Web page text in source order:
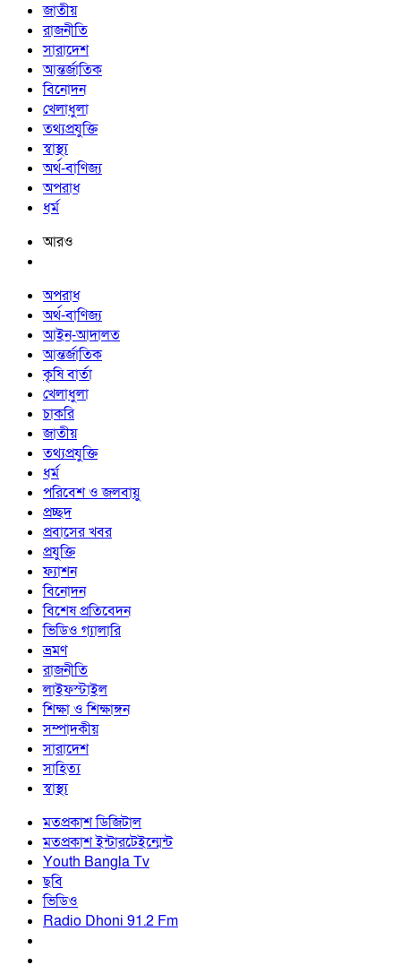
জাতীয়
রাজনীতি
সারাদেশ
আন্তর্জাতিক
বিনোদন
খেলাধুলা
তথ্যপ্রযুক্তি
স্বাস্থ্য
অর্থ-বাণিজ্য
অপরাধ
ধর্ম
আরও
অপরাধ
অর্থ-বাণিজ্য
আইন-আদালত
আন্তর্জাতিক
কৃষি বার্তা
খেলাধুলা
চাকরি
জাতীয়
তথ্যপ্রযুক্তি
ধর্ম
পরিবেশ ও জলবায়ু
প্রচ্ছদ
প্রবাসের খবর
প্রযুক্তি
ফ্যাশন
বিনোদন
বিশেষ প্রতিবেদন
ভিডিও গ্যালারি
ভ্রমণ
রাজনীতি
লাইফস্টাইল
শিক্ষা ও শিক্ষাঙ্গন
সম্পাদকীয়
সারাদেশ
সাহিত্য
স্বাস্থ্য
মতপ্রকাশ ডিজিটাল
মতপ্রকাশ ইন্টারটেইন্মেন্ট
Youth Bangla Tv
ছবি
ভিডিও
Radio Dhoni 91.2 Fm